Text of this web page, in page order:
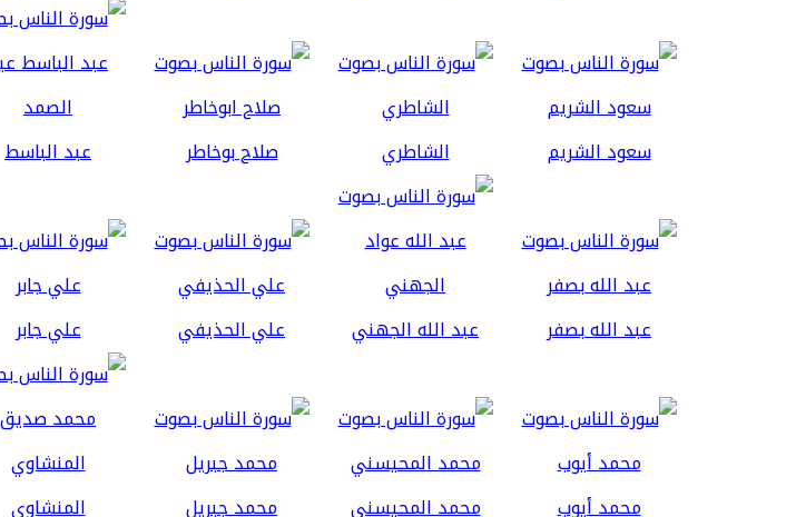
سعود الشريم الشاطري صلاح بوخاطر عبد الباسط
عبد الله بصفر عبد الله الجهني علي الحذيفي علي جابر
محمد أيوب محمد المحيسني محمد جبريل المنشاوي